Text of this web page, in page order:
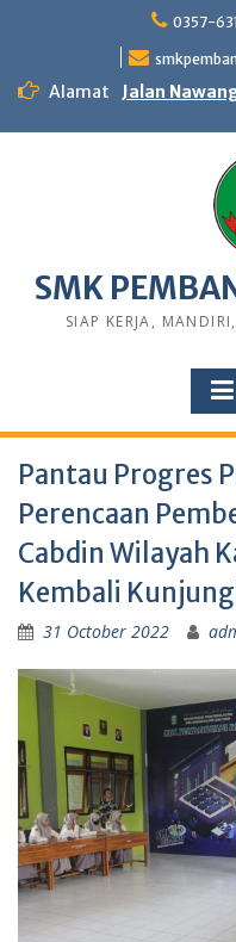
0357-
Alamat Jalan
SMK
SIAP KERJA,
Pantau Progres
Perencaan
Cabdin Wilayah
Kembali
31 October 2022